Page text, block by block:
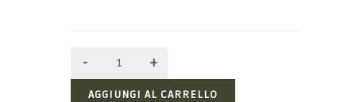
AGGIUNGI AL CARRELLO